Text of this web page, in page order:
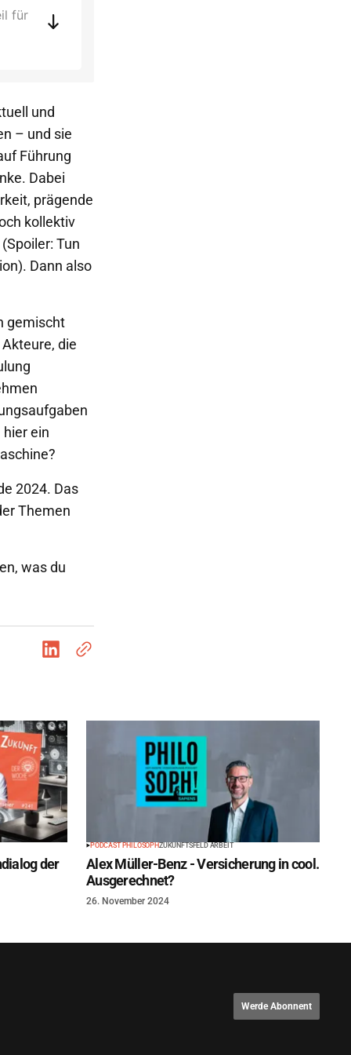
für
und
– und sie
Führung
Dabei
prägende
kollektiv
Tun
Dann also
gemischt
die
ein
2024. Das
Themen
was du
der
PODCAST PHILOSOPHZUKUNFTSFELD ARBEIT
Alex Müller-Benz - Versicherung in cool.
Ausgerechnet?
26. November 2024
Werde Abonnent